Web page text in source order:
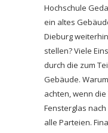
Hochschule
ein altes
Dieburg
stellen? Viele
durch die zum
Gebäude.
achten, wenn
Fensterglas
alle Parteien.